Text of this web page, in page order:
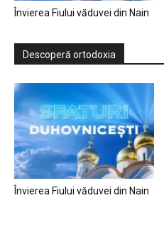
Învierea Fiului văduvei din Nain
Descoperă ortodoxia
Învierea Fiului văduvei din Nain